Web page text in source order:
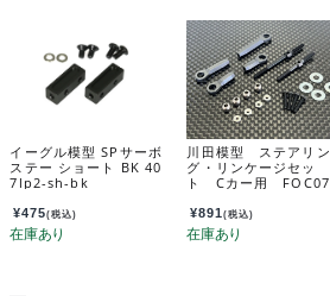
イーグル模型 SPサーボ
ステー ショート BK 40
7lp2-sh-bk
¥475(税込)
川田模型 ステアリン
グ・リンケージセッ
ト Cカー用 FOC07
¥891(税込)